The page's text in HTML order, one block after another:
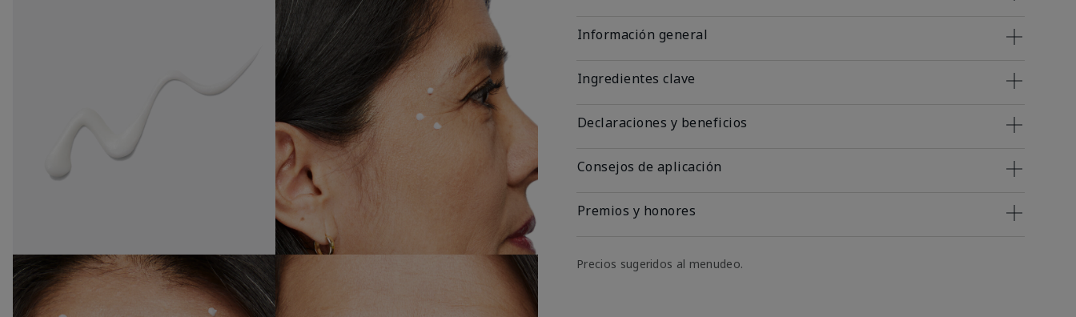
Información general
Ingredientes clave
Declaraciones y beneficios
Consejos de aplicación
Premios y honores
Precios sugeridos al menudeo.